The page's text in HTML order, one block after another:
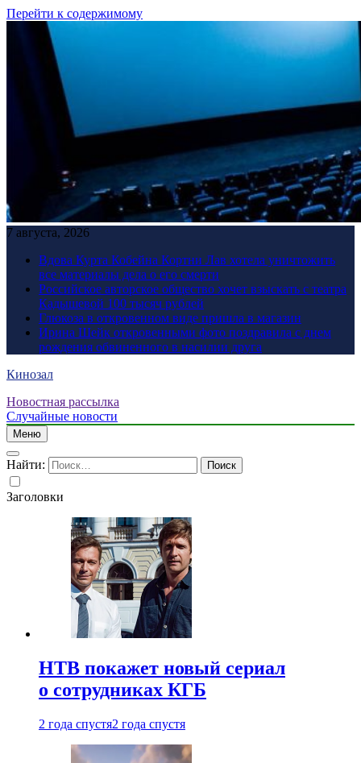
Перейти к содержимому
7 августа, 2026
Вдова Курта Кобейна Кортни Лав хотела уничтожить
все материалы дела о его смерти
Российское авторское общество хочет взыскать с театра
Кадышевой 100 тысяч рублей
Глюкоза в откровенном виде пришла в магазин
Ирина Шейк откровенными фото поздравила с днем
рождения обвиненного в насилии друга
Кинозал
Новостная рассылка
Случайные новости
Меню
Найти:
Заголовки
НТВ покажет новый сериал
о сотрудниках КГБ
2 года спустя2 года спустя